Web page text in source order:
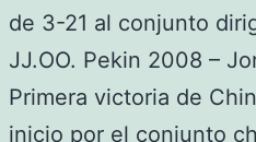
de 3-21 al conjunto
JJ.OO. Pekin 2008 –
Primera victoria de
inicio por el conjunto